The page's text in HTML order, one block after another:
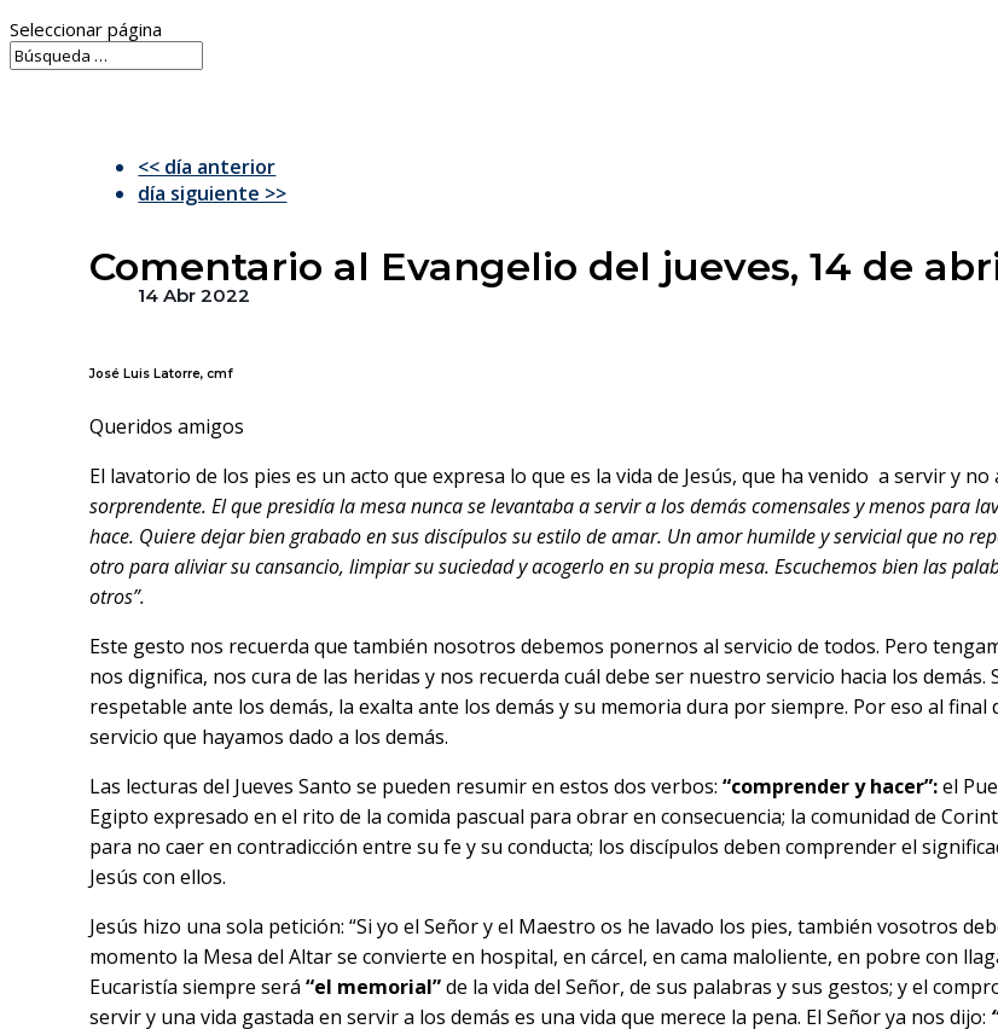
Seleccionar página
<< día anterior
día siguiente >>
Comentario al Evangelio del jueves, 14 de
14 Abr 2022
José Luis Latorre, cmf
Queridos amigos
El lavatorio de los pies es un acto que expresa lo que es la vida de Jesús, que ha venido a servir y no
sorprendente. El que presidía la mesa nunca se levantaba a servir a los demás comensales y menos para
hace. Quiere dejar bien grabado en sus discípulos su estilo de amar. Un amor humilde y servicial que no
otro para aliviar su cansancio, limpiar su suciedad y acogerlo en su propia mesa. Escuchemos bien las
otros”.
Este gesto nos recuerda que también nosotros debemos ponernos al servicio de todos. Pero
nos dignifica, nos cura de las heridas y nos recuerda cuál debe ser nuestro servicio hacia los
respetable ante los demás, la exalta ante los demás y su memoria dura por siempre. Por eso al
servicio que hayamos dado a los demás.
Las lecturas del Jueves Santo se pueden resumir en estos dos verbos:“comprender y hacer”:el
Egipto expresado en el rito de la comida pascual para obrar en consecuencia; la comunidad de
para no caer en contradicción entre su fe y su conducta; los discípulos deben comprender el
Jesús con ellos.
Jesús hizo una sola petición: “Si yo el Señor y el Maestro os he lavado los pies, también vosotros
momento la Mesa del Altar se convierte en hospital, en cárcel, en cama maloliente, en pobre con
Eucaristía siempre será“el memorial”de la vida del Señor, de sus palabras y sus gestos; y el
servir y una vida gastada en servir a los demás es una vida que merece la pena. El Señor ya nos dijo: